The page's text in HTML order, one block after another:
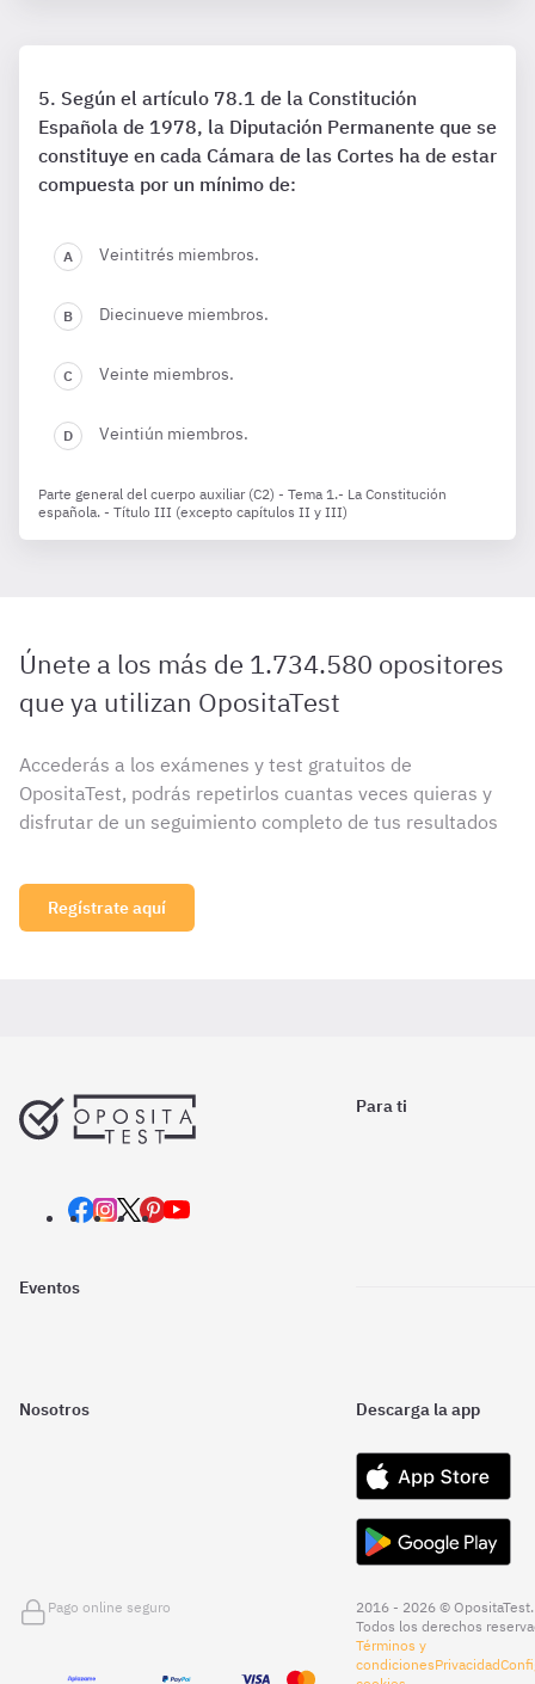
Según el artículo 78.1 de la Constitución
Española de 1978, la Diputación Permanente que se
constituye en cada Cámara de las Cortes ha de estar
compuesta por un mínimo de:
Veintitrés miembros.
Diecinueve miembros.
Veinte miembros.
Veintiún miembros.
Parte general del cuerpo auxiliar (C2) - Tema 1.- La Constitución
española. - Título III (excepto capítulos II y III)
Únete a los más de 1.734.580 opositores
que ya utilizan OpositaTest
Accederás a los exámenes y test gratuitos de
OpositaTest, podrás repetirlos cuantas veces quieras y
disfrutar de un seguimiento completo de tus resultados
Regístrate aquí
Para ti
Eventos
Nosotros Descarga la app
Pago online seguro
2016 - 2026 © OpositaTest.
Todos los derechos
Términos y
condicionesPrivacidad